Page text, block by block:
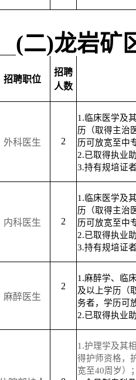
(二)龙岩矿
招聘职位
招聘
人数
外科医生 2
1.临床医学及
历（取得主治
历可放宽至中
2.已取得执业
3.持有规培证
内科医生 2
1.临床医学及
历（取得主治
历可放宽至中
2.已取得执业
3.持有规培证
麻醉医生
2
1.麻醉学、临
及以上学历（
务者，学历可
2.已取得执业
1.护理学及其
得护师资格，
宽至40周岁）